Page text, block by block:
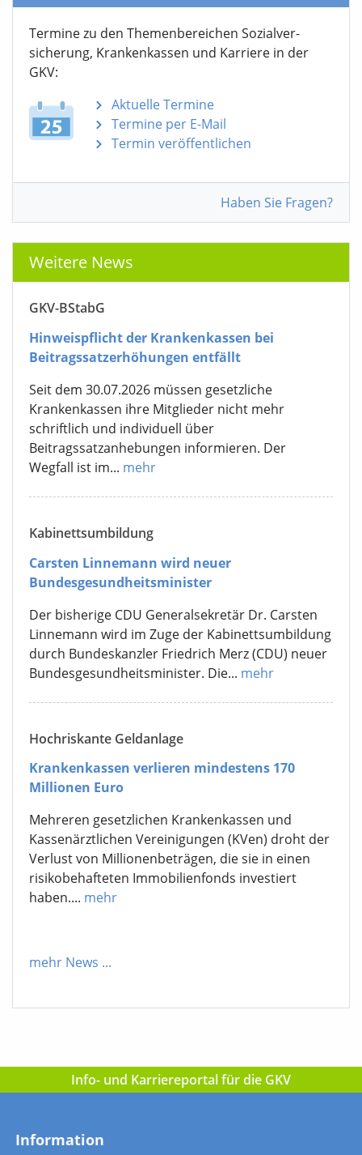
Termine zu den Themen­bereichen Sozialver­
sicherung, Krankenkassen und Karriere in der
GKV:
Aktuelle Termine
Termine per E-Mail
Termin veröffentlichen
Haben Sie Fragen?
Weitere News
GKV-BStabG
Hinweispflicht der Krankenkassen bei
Beitragssatzerhöhungen entfällt
Seit dem 30.07.2026 müssen gesetzliche
Krankenkassen ihre Mitglieder nicht mehr
schriftlich und individuell über
Beitragssatzanhebungen informieren. Der
Wegfall ist im... mehr
Kabinettsumbildung
Carsten Linnemann wird neuer
Bundesgesundheitsminister
Der bisherige CDU Generalsekretär Dr. Carsten
Linnemann wird im Zuge der Kabinettsumbildung
durch Bundeskanzler Friedrich Merz (CDU) neuer
Bundesgesundheitsminister. Die... mehr
Hochriskante Geldanlage
Krankenkassen verlieren mindestens 170
Millionen Euro
Mehreren gesetzlichen Krankenkassen und
Kassenärztlichen Vereinigungen (KVen) droht der
Verlust von Millionenbeträgen, die sie in einen
risikobehafteten Immobilienfonds investiert
haben.... mehr
mehr News ...
Info- und Karriereportal für die GKV
Information